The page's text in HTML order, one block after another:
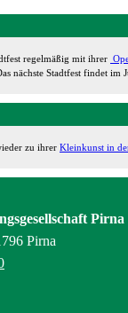
regelmäßig mit ihrer
nächste Stadtfest findet im
zu ihrer Kleinkunst in
Pirna